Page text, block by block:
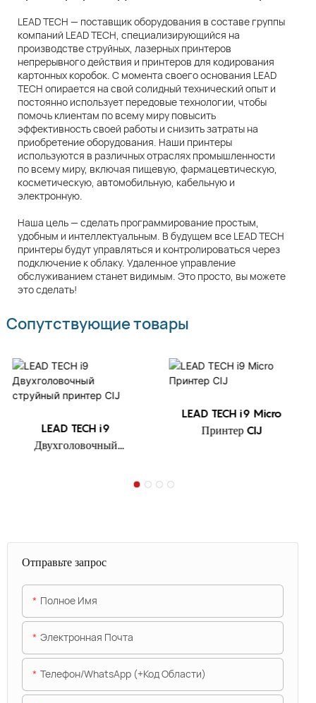
LEAD TECH — поставщик оборудования в составе группы
компаний LEAD TECH, специализирующийся на
производстве струйных, лазерных принтеров
непрерывного действия и принтеров для кодирования
картонных коробок. С момента своего основания LEAD
TECH опирается на свой солидный технический опыт и
постоянно использует передовые технологии, чтобы
помочь клиентам по всему миру повысить
эффективность своей работы и снизить затраты на
приобретение оборудования. Наши принтеры
используются в различных отраслях промышленности
по всему миру, включая пищевую, фармацевтическую,
косметическую, автомобильную, кабельную и
электронную.
Наша цель — сделать программирование простым,
удобным и интеллектуальным. В будущем все LEAD TECH
принтеры будут управляться и контролироваться через
подключение к облаку. Удаленное управление
обслуживанием станет видимым. Это просто, вы можете
это сделать!
Сопутствующие товары
LEAD TECH i9
Двухголовочный
LEAD TECH i9 Micro
Принтер CIJ
Отправьте запрос
Полное Имя
Электронная Почта
Телефон/WhatsApp (+код Области)